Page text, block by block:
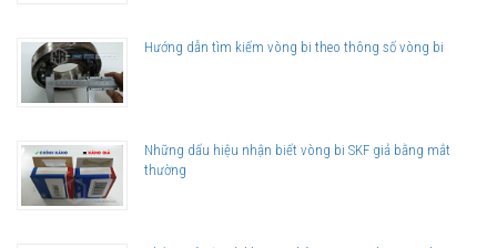
Hướng dẫn tìm kiếm vòng bi theo thông số vòng bi
Những dấu hiệu nhận biết vòng bi SKF giả bằng mắt
thường